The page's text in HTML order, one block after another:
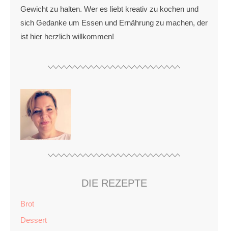
Gewicht zu halten. Wer es liebt kreativ zu kochen und
sich Gedanke um Essen und Ernährung zu machen, der
ist hier herzlich willkommen!
DIE REZEPTE
Brot
Dessert